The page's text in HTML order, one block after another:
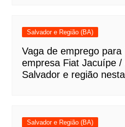
Salvador e Região (BA)
Vaga de emprego para
empresa Fiat Jacuípe
Salvador e região
Salvador e Região (BA)